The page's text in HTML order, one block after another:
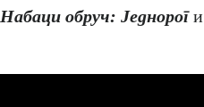
Набаци обруч: Једнороги